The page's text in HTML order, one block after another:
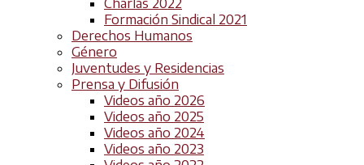
Charlas 2022
Formación Sindical 2021
Derechos Humanos
Género
Juventudes y Residencias
Prensa y Difusión
Videos año 2026
Videos año 2025
Videos año 2024
Videos año 2023